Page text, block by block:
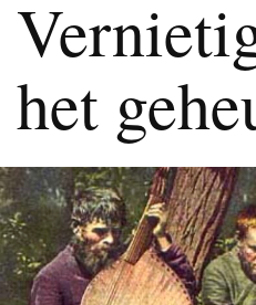
het